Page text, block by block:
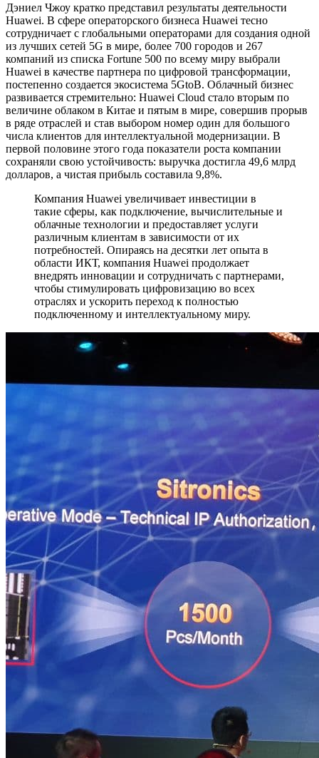
Дэниел Чжоу кратко представил результаты деятельности
Huawei. В сфере операторского бизнеса Huawei тесно
сотрудничает с глобальными операторами для создания одной
из лучших сетей 5G в мире, более 700 городов и 267
компаний из списка Fortune 500 по всему миру выбрали
Huawei в качестве партнера по цифровой трансформации,
постепенно создается экосистема 5GtoB. Облачный бизнес
развивается стремительно: Huawei Cloud стало вторым по
величине облаком в Китае и пятым в мире, совершив прорыв
в ряде отраслей и став выбором номер один для большого
числа клиентов для интеллектуальной модернизации. В
первой половине этого года показатели роста компании
сохраняли свою устойчивость: выручка достигла 49,6 млрд
долларов, а чистая прибыль составила 9,8%.
Компания Huawei увеличивает инвестиции в
такие сферы, как подключение, вычислительные и
облачные технологии и предоставляет услуги
различным клиентам в зависимости от их
потребностей. Опираясь на десятки лет опыта в
области ИКТ, компания Huawei продолжает
внедрять инновации и сотрудничать с партнерами,
чтобы стимулировать цифровизацию во всех
отраслях и ускорить переход к полностью
подключенному и интеллектуальному миру.